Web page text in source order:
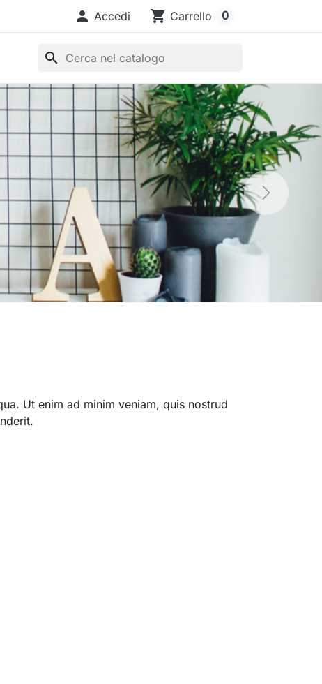
 Accedi shopping_cart Carrello 0
search
Ut enim ad minim veniam, quis nostrud